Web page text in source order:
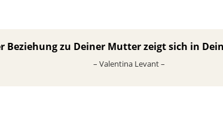
Beziehung zu Deiner Mutter zeigt sich in
– Valentina Levant –